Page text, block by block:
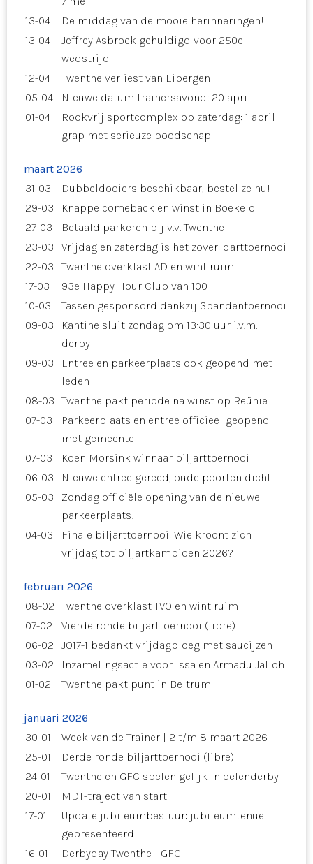
13-04
De middag van de mooie herinneringen!
13-04
Jeffrey Asbroek gehuldigd voor 250e
wedstrijd
12-04
Twenthe verliest van Eibergen
05-04
Nieuwe datum trainersavond: 20 april
01-04
Rookvrij sportcomplex op zaterdag: 1 april
grap met serieuze boodschap
maart 2026
31-03
Dubbeldooiers beschikbaar, bestel ze nu!
29-03
Knappe comeback en winst in Boekelo
27-03
Betaald parkeren bij v.v. Twenthe
23-03
Vrijdag en zaterdag is het zover: darttoernooi
22-03
Twenthe overklast AD en wint ruim
17-03
93e Happy Hour Club van 100
10-03
Tassen gesponsord dankzij 3bandentoernooi
09-03
Kantine sluit zondag om 13:30 uur i.v.m.
derby
09-03
Entree en parkeerplaats ook geopend met
leden
08-03 Twenthe pakt periode na winst op Reünie
07-03
Parkeerplaats en entree officieel geopend
met gemeente
07-03
Koen Morsink winnaar biljarttoernooi
06-03
Nieuwe entree gereed, oude poorten dicht
05-03
Zondag officiële opening van de nieuwe
parkeerplaats!
04-03
Finale biljarttoernooi: Wie kroont zich
vrijdag tot biljartkampioen 2026?
februari 2026
08-02 Twenthe overklast TVO en wint ruim
07-02
Vierde ronde biljarttoernooi (libre)
06-02
JO17-1 bedankt vrijdagploeg met saucijzen
03-02
Inzamelingsactie voor Issa en Armadu Jalloh
01-02
Twenthe pakt punt in Beltrum
januari 2026
30-01
Week van de Trainer | 2 t/m 8 maart 2026
25-01
Derde ronde biljarttoernooi (libre)
24-01
Twenthe en GFC spelen gelijk in oefenderby
20-01
MDT-traject van start
17-01
Update jubileumbestuur: jubileumtenue
gepresenteerd
16-01
Derbyday Twenthe - GFC